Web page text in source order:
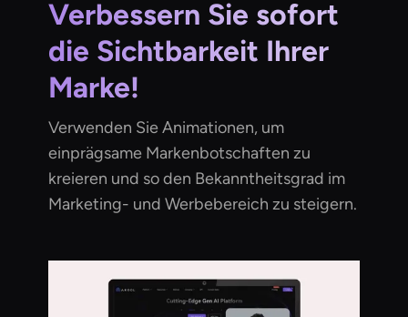
Verbessern Sie sofort
die Sichtbarkeit Ihrer
Marke!
Verwenden Sie Animationen, um
einprägsame Markenbotschaften zu
kreieren und so den Bekanntheitsgrad im
Marketing- und Werbebereich zu steigern.